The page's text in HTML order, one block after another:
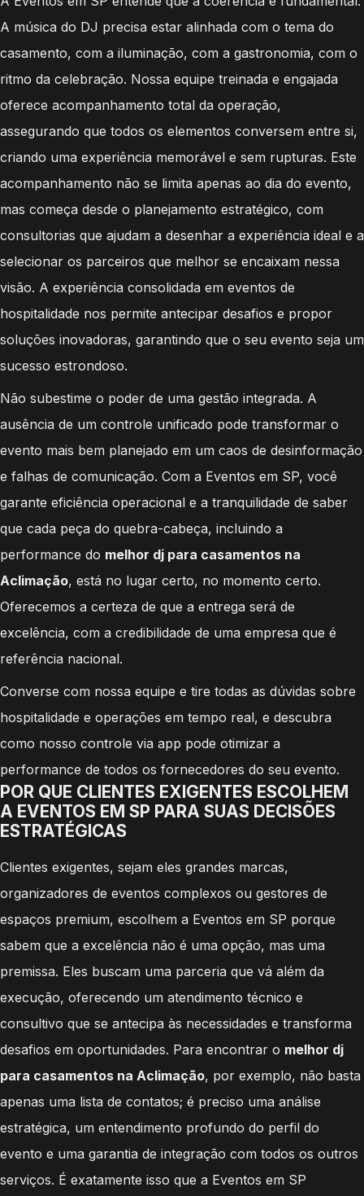
A música do DJ precisa estar alinhada com o tema do
casamento, com a iluminação, com a gastronomia, com o
ritmo da celebração. Nossa equipe treinada e engajada
oferece acompanhamento total da operação,
assegurando que todos os elementos conversem entre si,
criando uma experiência memorável e sem rupturas. Este
acompanhamento não se limita apenas ao dia do evento,
mas começa desde o planejamento estratégico, com
consultorias que ajudam a desenhar a experiência ideal e a
selecionar os parceiros que melhor se encaixam nessa
visão. A experiência consolidada em eventos de
hospitalidade nos permite antecipar desafios e propor
soluções inovadoras, garantindo que o seu evento seja um
sucesso estrondoso.
Não subestime o poder de uma gestão integrada. A
ausência de um controle unificado pode transformar o
evento mais bem planejado em um caos de desinformação
e falhas de comunicação. Com a Eventos em SP, você
garante eficiência operacional e a tranquilidade de saber
que cada peça do quebra-cabeça, incluindo a
performance do melhor dj para casamentos na
Aclimação, está no lugar certo, no momento certo.
Oferecemos a certeza de que a entrega será de
excelência, com a credibilidade de uma empresa que é
referência nacional.
Converse com nossa equipe e tire todas as dúvidas sobre
hospitalidade e operações em tempo real, e descubra
como nosso controle via app pode otimizar a
performance de todos os fornecedores do seu evento.
POR QUE CLIENTES EXIGENTES ESCOLHEM
A EVENTOS EM SP PARA SUAS DECISÕES
ESTRATÉGICAS
Clientes exigentes, sejam eles grandes marcas,
organizadores de eventos complexos ou gestores de
espaços premium, escolhem a Eventos em SP porque
sabem que a excelência não é uma opção, mas uma
premissa. Eles buscam uma parceria que vá além da
execução, oferecendo um atendimento técnico e
consultivo que se antecipa às necessidades e transforma
desafios em oportunidades. Para encontrar o melhor dj
para casamentos na Aclimação, por exemplo, não basta
apenas uma lista de contatos; é preciso uma análise
estratégica, um entendimento profundo do perfil do
evento e uma garantia de integração com todos os outros
serviços. É exatamente isso que a Eventos em SP